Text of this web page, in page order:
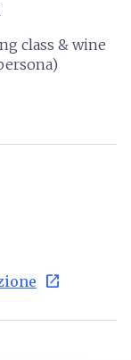
class & wine
open_in_new